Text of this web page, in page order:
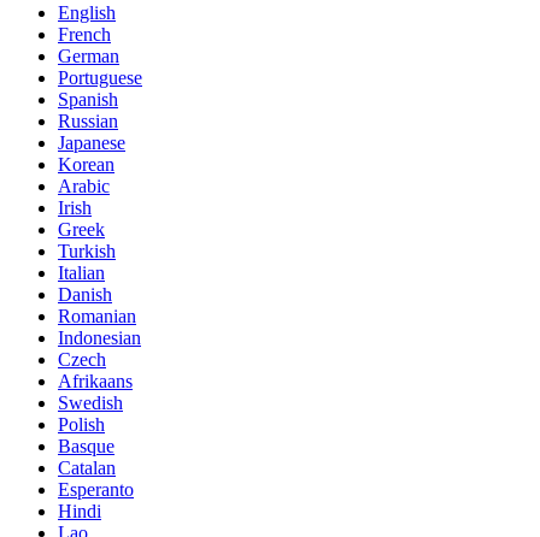
English
French
German
Portuguese
Spanish
Russian
Japanese
Korean
Arabic
Irish
Greek
Turkish
Italian
Danish
Romanian
Indonesian
Czech
Afrikaans
Swedish
Polish
Basque
Catalan
Esperanto
Hindi
Lao